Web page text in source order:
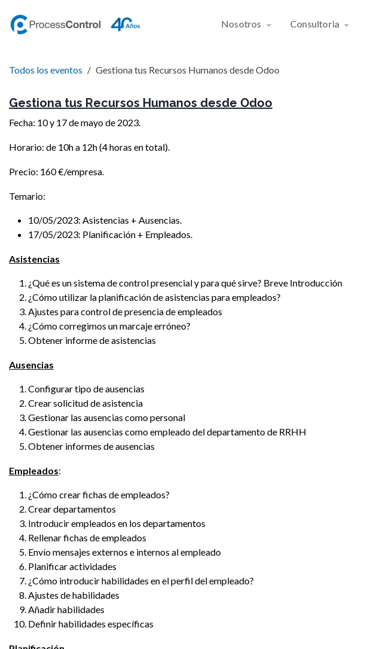
Nosotros
Consultoria
Todos los eventos Gestiona tus Recursos Humanos desde Odoo
Gestiona tus Recursos Humanos desde Odoo
Fecha: 10 y 17 de mayo de 2023.
Horario: de 10h a 12h (4 horas en total).
Precio: 160 €/empresa.
Temario:
10/05/2023: Asistencias + Ausencias.
17/05/2023: Planificación + Empleados.
Asistencias
¿Qué es un sistema de control presencial y para qué sirve? Breve Introducción
¿Cómo utilizar la planificación de asistencias para empleados?
Ajustes para control de presencia de empleados
¿Cómo corregimos un marcaje erróneo?
Obtener informe de asistencias
Ausencias
Configurar tipo de ausencias
Crear solicitud de asistencia
Gestionar las ausencias como personal
Gestionar las ausencias como empleado del departamento de RRHH
Obtener informes de ausencias
Empleados:
¿Cómo crear fichas de empleados?
Crear departamentos
Introducir empleados en los departamentos
Rellenar fichas de empleados
Envío mensajes externos e internos al empleado
Planificar actividades
¿Cómo introducir habilidades en el perfil del empleado?
Ajustes de habilidades
Añadir habilidades
Definir habilidades específicas